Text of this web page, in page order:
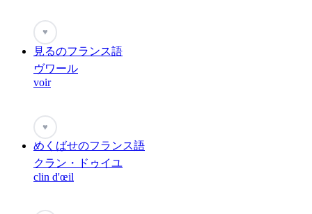
♥
見るのフランス語
ヴワール
voir
♥
めくばせのフランス語
クラン・ドゥイユ
clin d'œil